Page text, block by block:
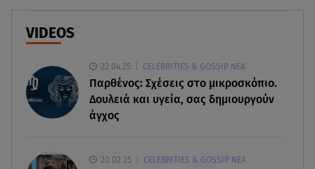
Back to black: η διαχρονική αξία του μαύρου
Δούκισσα Νομικού: Από τη Μύκονο «πετάχτηκε»
στη Γαλλική Πολυνησία!
που βρέθηκε σε σπηλιά
VIDEOS
22.04.25 CELEBRITIES & GOSSIP ΝΕΑ
Παρθένος: Σχέσεις στο μικροσκόπιο.
Δουλειά και υγεία, σας δημιουργούν
άγχος
20.02.25 CELEBRITIES & GOSSIP ΝΕΑ